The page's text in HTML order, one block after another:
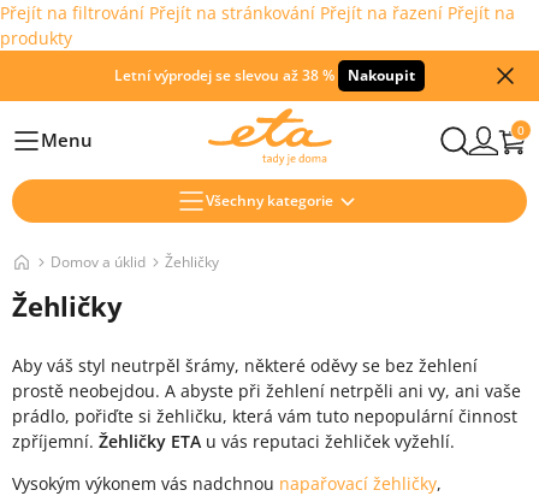
Přejít na filtrování Přejít na stránkování Přejít na řazení Přejít na
produkty
Letní výprodej se slevou až 38 % Nakoupit
HlavníMenu 0
Všechny kategorie
Domov a úklid Žehličky
Žehličky
Aby váš styl neutrpěl šrámy, některé oděvy se bez žehlení
prostě neobejdou. A abyste při žehlení netrpěli ani vy, ani vaše
prádlo, pořiďte si žehličku, která vám tuto nepopulární činnost
zpříjemní. Žehličky ETA u vás reputaci žehliček vyžehlí.
Vysokým výkonem vás nadchnou napařovací žehličky,